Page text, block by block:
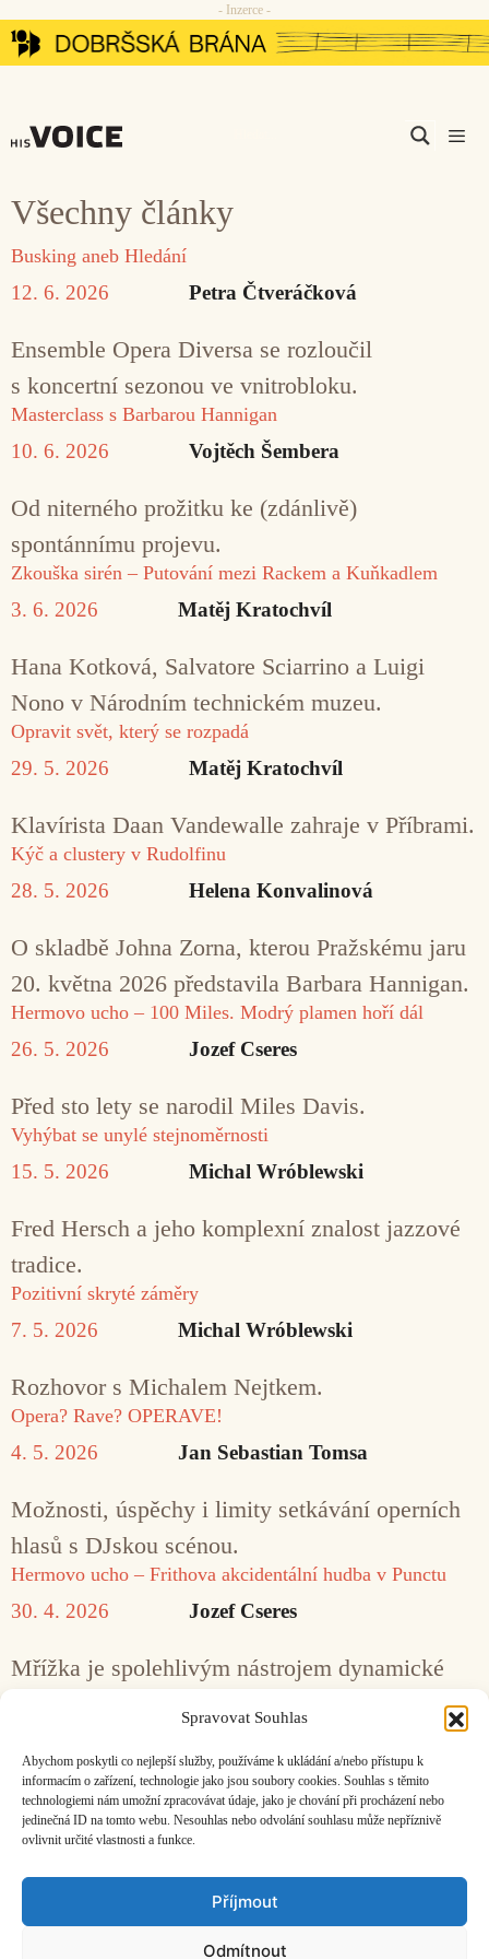
Spravovat Souhlas
Abychom poskytli co nejlepší služby, používáme k ukládání a/nebo přístupu k
informacím o zařízení, technologie jako jsou soubory cookies. Souhlas s těmito
technologiemi nám umožní zpracovávat údaje, jako je chování při procházení nebo
jedinečná ID na tomto webu. Nesouhlas nebo odvolání souhlasu může nepříznivě
ovlivnit určité vlastnosti a funkce.
Příjmout
Odmítnout
Přeskočit
na
- Inzerce -
Všechny články
Busking aneb Hledání
12. 6. 2026 Petra Čtveráčková
Ensemble Opera Diversa se rozloučil
s koncertní sezonou ve vnitrobloku.
Masterclass s Barbarou Hannigan
10. 6. 2026 Vojtěch Šembera
Od niterného prožitku ke (zdánlivě)
spontánnímu projevu.
Zkouška sirén – Putování mezi Rackem a Kuňkadlem
3. 6. 2026 Matěj Kratochvíl
Hana Kotková, Salvatore Sciarrino a Luigi
Nono v Národním technickém muzeu.
Opravit svět, který se rozpadá
29. 5. 2026 Matěj Kratochvíl
Klavírista Daan Vandewalle zahraje v Příbrami.
Kýč a clustery v Rudolfinu
28. 5. 2026 Helena Konvalinová
O skladbě Johna Zorna, kterou Pražskému jaru
20. května 2026 představila Barbara Hannigan.
Hermovo ucho – 100 Miles. Modrý plamen hoří dál
26. 5. 2026 Jozef Cseres
Před sto lety se narodil Miles Davis.
Vyhýbat se unylé stejnoměrnosti
15. 5. 2026 Michal Wróblewski
Fred Hersch a jeho komplexní znalost jazzové
tradice.
Pozitivní skryté záměry
7. 5. 2026 Michal Wróblewski
Rozhovor s Michalem Nejtkem.
Opera? Rave? OPERAVE!
4. 5. 2026 Jan Sebastian Tomsa
Možnosti, úspěchy i limity setkávání operních
hlasů s DJskou scénou.
Hermovo ucho – Frithova akcidentální hudba v Punctu
30. 4. 2026 Jozef Cseres
Mřížka je spolehlivým nástrojem dynamické
rekombinace prvků na vícero úrovních. Nejdřív